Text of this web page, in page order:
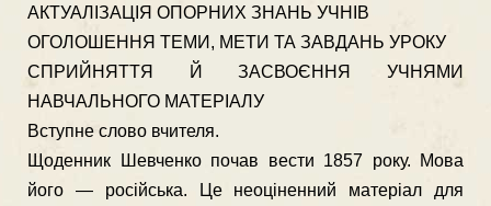
АКТУАЛІЗАЦІЯ ОПОРНИХ ЗНАНЬ УЧНІВ
ОГОЛОШЕННЯ ТЕМИ, МЕТИ ТА ЗАВДАНЬ УРОКУ
СПРИЙНЯТТЯ Й ЗАСВОЄННЯ УЧНЯМИ
НАВЧАЛЬНОГО МАТЕРІАЛУ
Вступне слово вчителя.
Щоденник Шевченко почав вести 1857 року. Мова
його — ро­сійська. Це неоціненний матеріал для